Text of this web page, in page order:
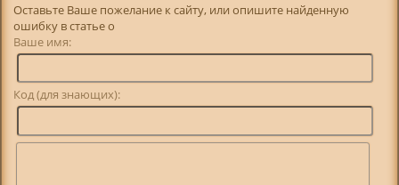
Оставьте Ваше пожелание к сайту, или опишите найденную
ошибку в статье о
Ваше имя:
Код (для знающих):